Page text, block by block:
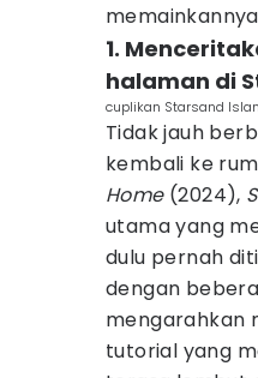
1.
halaman di
cuplikan Starsand
Tidak jauh
kembali ke
Home (2024),
utama yang
dulu pernah
dengan
mengarahkan
tutorial yang